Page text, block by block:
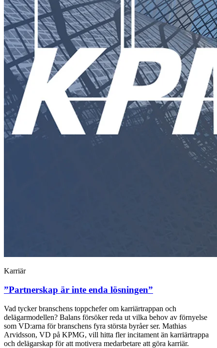
Karriär
”Partnerskap är inte enda lösningen”
Vad tycker branschens toppchefer om karriärtrappan och
delägarmodellen? Balans försöker reda ut vilka behov av förnyelse
som VD:arna för branschens fyra största byråer ser. Mathias
Arvidsson, VD på KPMG, vill hitta fler incitament än karriärtrappa
och delägarskap för att motivera medarbetare att göra karriär.